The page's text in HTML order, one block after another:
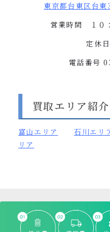
東京都台東区台東
営業時間 １０
定休
電話番号
買取エリア紹介
富山エリア 石川エリ
リア